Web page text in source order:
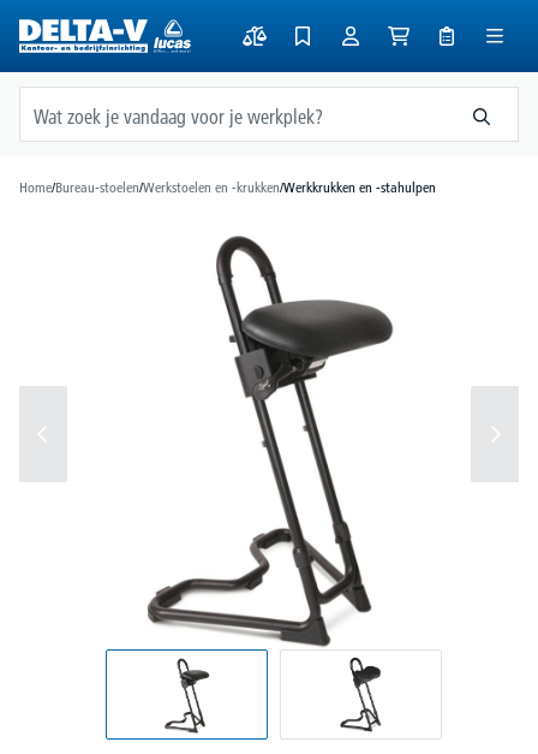
Home/Bureau-stoelen/Werkstoelen en -krukken/Werkkrukken en -stahulpen